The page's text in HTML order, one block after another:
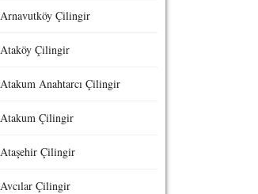
Arnavutköy Çilingir
Ataköy Çilingir
Atakum Anahtarcı Çilingir
Atakum Çilingir
Ataşehir Çilingir
Avcılar Çilingir